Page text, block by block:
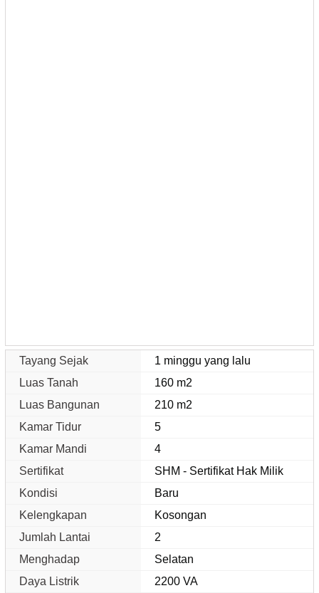
Tayang Sejak
1 minggu yang lalu
Luas Tanah
160 m2
Luas Bangunan
210 m2
Kamar Tidur
5
Kamar Mandi
4
Sertifikat
SHM - Sertifikat Hak Milik
Kondisi
Baru
Kelengkapan
Kosongan
Jumlah Lantai
2
Menghadap
Selatan
Daya Listrik
2200 VA